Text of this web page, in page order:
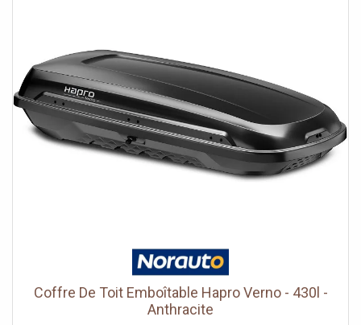
vous permet de la ranger facilement dans votre garage ou
votre coffre lorsque vous ne l’utilisez pas. Grâce à sa
fonction basculante, vous accédez au coffre de votre
voiture même lorsque la plateforme est chargée.Ce qu’il
faut retenir :Charge maximale : 60 kgDimensions pliée :
1020 x 820 x 235 mmDimensions dépliée : 1085 x 760 x
235 mmPoids : 16,5 kgSystème de fixation verrouillable
Premium-GripFonction basculante à 76°Prise 13 broches
+ adaptateur 7 broches inclusFeux de recul et de
Coffre De Toit Emboîtable Hapro Verno - 430l -
Anthracite